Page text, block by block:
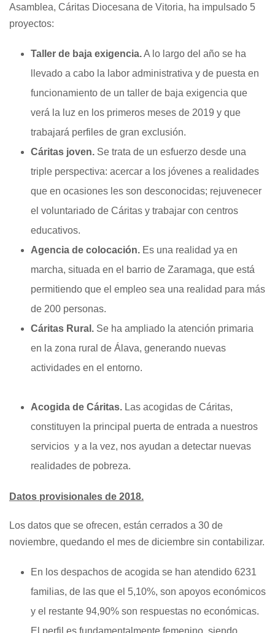
Asamblea, Cáritas Diocesana de Vitoria, ha impulsado 5
proyectos:
Taller de baja exigencia.A lo largo del año se ha
llevado a cabo la labor administrativa y de puesta en
funcionamiento de un taller de baja exigencia que
verá la luz en los primeros meses de 2019 y que
trabajará perfiles de gran exclusión.
Cáritas joven. Se trata de un esfuerzo desde una
triple perspectiva: acercar a los jóvenes a realidades
que en ocasiones les son desconocidas; rejuvenecer
el voluntariado de Cáritas y trabajar con centros
educativos.
Agencia de colocación. Es una realidad ya en
marcha, situada en el barrio de Zaramaga, que está
permitiendo que el empleo sea una realidad para más
de 200 personas.
Cáritas Rural. Se ha ampliado la atención primaria
en la zona rural de Álava, generando nuevas
actividades en el entorno.
Acogida de Cáritas. Las acogidas de Cáritas,
constituyen la principal puerta de entrada a nuestros
servicios y a la vez, nos ayudan a detectar nuevas
realidades de pobreza.
Datos provisionales de 2018.
Los datos que se ofrecen, están cerrados a 30 de
noviembre, quedando el mes de diciembre sin contabilizar.
En los despachos de acogida se han atendido 6231
familias, de las que el 5,10%, son apoyos económicos
y el restante 94,90% son respuestas no económicas.
El perfil es fundamentalmente femenino, siendo